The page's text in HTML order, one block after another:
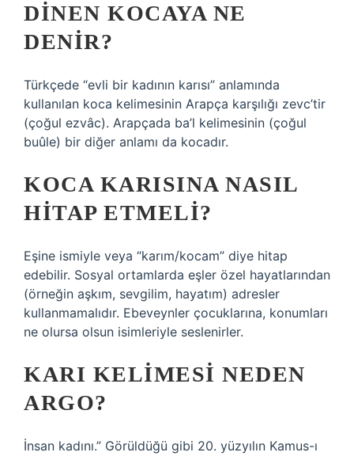
DINEN KOCAYA NE
DENIR?
Türkçede “evli bir kadının karısı” anlamında
kullanılan koca kelimesinin Arapça karşılığı zevc’tir
(çoğul ezvâc). Arapçada ba’l kelimesinin (çoğul
buûle) bir diğer anlamı da kocadır.
KOCA KARISINA NASIL
HITAP ETMELI?
Eşine ismiyle veya “karım/kocam” diye hitap
edebilir. Sosyal ortamlarda eşler özel hayatlarından
(örneğin aşkım, sevgilim, hayatım) adresler
kullanmamalıdır. Ebeveynler çocuklarına, konumları
ne olursa olsun isimleriyle seslenirler.
KARI KELIMESI NEDEN
ARGO?
İnsan kadını.” Görüldüğü gibi 20. yüzyılın Kamus-ı